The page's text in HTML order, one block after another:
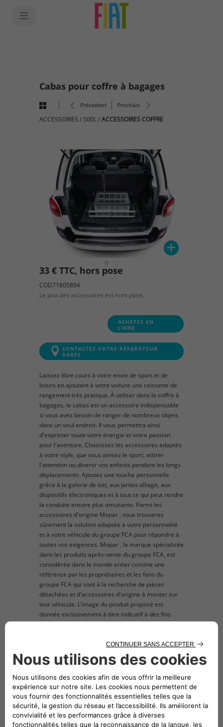
Cabas pour coffre à bagages
Précédent Prochain
ACCESSOIRES / 500L/ACCESSOIRES COFFRE
33 € TTC, hors pose
COD71805894
Le prix des accessoires est hors pose.
ACHETEZ EN
LIGNE
CONTACTEZ VOTRE RÉPARATEUR
AGRÉE
Laissez libre cours à votre envie de sport et de
loisirs en ajoutant à votre voiture une caissette de
rangement très pratique. À utiliser dans le coffre à
bagages, le cabas est un accessoire indispensable
si vous avez besoin de ranger de nombreux objets
dans un seul endroit. Il vous permettra ainsi
d'exprimer toute votre énergie et votre passion
pour l'aventure. Choisissez les accessoires adaptés
à votre style, que vous aimiez le sport, attirer
l'attention ou divertir vos enfants pendant les longs
déplacements. Ajoutez une touche personnelle
grâce à la galerie de toit, aux jantes alliage, aux
dispositifs électroniques et à tout ce qui peut rendre
la conduite encore plus amusante. Parmi les
accessoires d'origine Mopar , vous trouverez
sûrement la solution adaptée à votre personnalité
et à votre véhicule du groupe FCA pour répondre à
toutes vos exigences. Mopar , la marque spécialisée
dans les produits après-vente du groupe FCA, est
considérée dans le monde entier comme une
référence par les propriétaires et les fans du
groupe FCA qui sont à la recherche de pièces
détachées et d'accessoires d'origine à monter sur
leur véhicule. L’image du produit proposé est
donnée exclusivement à titre indicatif à des fins
d'illustration.
description technique
Caissette de rangement des courses et de
transport d'objets, à utiliser dans le coffre à
bagages de voiture. Matière : plastique léger
et résistant. Coloris : gris. Le cabas est pliable
et facile à ranger. Il peut également contenir
des équipements de sport ou des sacs à dos.